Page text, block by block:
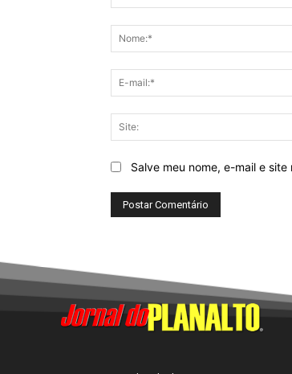
Salve meu nome, e-mail e